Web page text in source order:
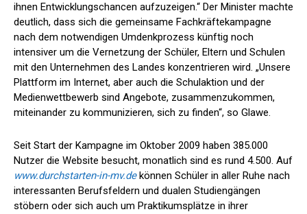
ihnen Entwicklungschancen aufzuzeigen.“ Der Minister machte
deutlich, dass sich die gemeinsame Fachkräftekampagne
nach dem notwendigen Umdenkprozess künftig noch
intensiver um die Vernetzung der Schüler, Eltern und Schulen
mit den Unternehmen des Landes konzentrieren wird. „Unsere
Plattform im Internet, aber auch die Schulaktion und der
Medienwettbewerb sind Angebote, zusammenzukommen,
miteinander zu kommunizieren, sich zu finden“, so Glawe.
Seit Start der Kampagne im Oktober 2009 haben 385.000
Nutzer die Website besucht, monatlich sind es rund 4.500. Auf
www.durchstarten-in-mv.dekönnen Schüler in aller Ruhe nach
interessanten Berufsfeldern und dualen Studiengängen
stöbern oder sich auch um Praktikumsplätze in ihrer